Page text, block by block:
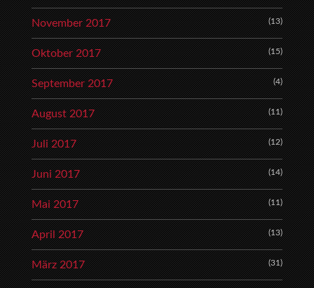
November 2017 (13)
Oktober 2017 (15)
September 2017 (4)
August 2017 (11)
Juli 2017 (12)
Juni 2017 (14)
Mai 2017 (11)
April 2017 (13)
März 2017 (31)